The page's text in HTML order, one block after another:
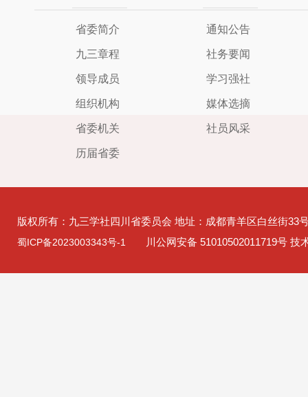
省委简介
九三章程
领导成员
组织机构
省委机关
历届省委
通知公告
社务要闻
学习强社
媒体选摘
社员风采
版权所有：九三学社四川省委员会 地址：成都青羊区白丝街33
蜀ICP备2023003343号-1 川公网安备 51010502011719号 技